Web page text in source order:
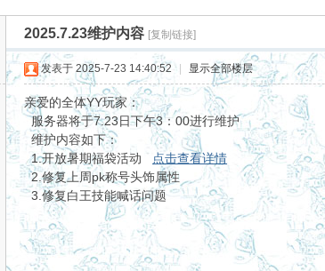
›
2025.7.23维护内容 [复制链接]
发表于 2025-7-23 14:40:52 显示全部楼层
亲爱的全体YY玩家：
服务器将于7.23日下午3：00进行维护
维护内容如下：
1.开放暑期福袋活动 点击查看详情
2.修复上周pk称号头饰属性
3.修复白王技能喊话问题